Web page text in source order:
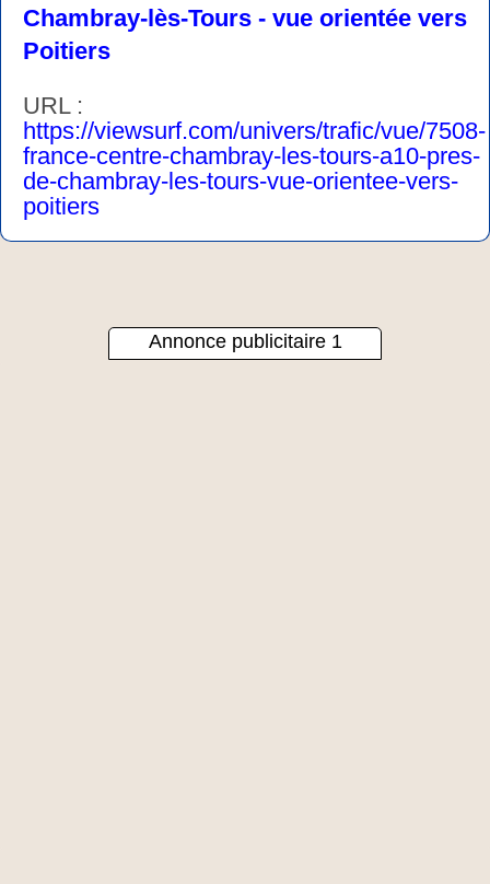
Chambray-lès-Tours - vue orientée vers
Poitiers
URL :
https://viewsurf.com/univers/trafic/vue/7508-
france-centre-chambray-les-tours-a10-pres-
de-chambray-les-tours-vue-orientee-vers-
poitiers
Annonce publicitaire 1